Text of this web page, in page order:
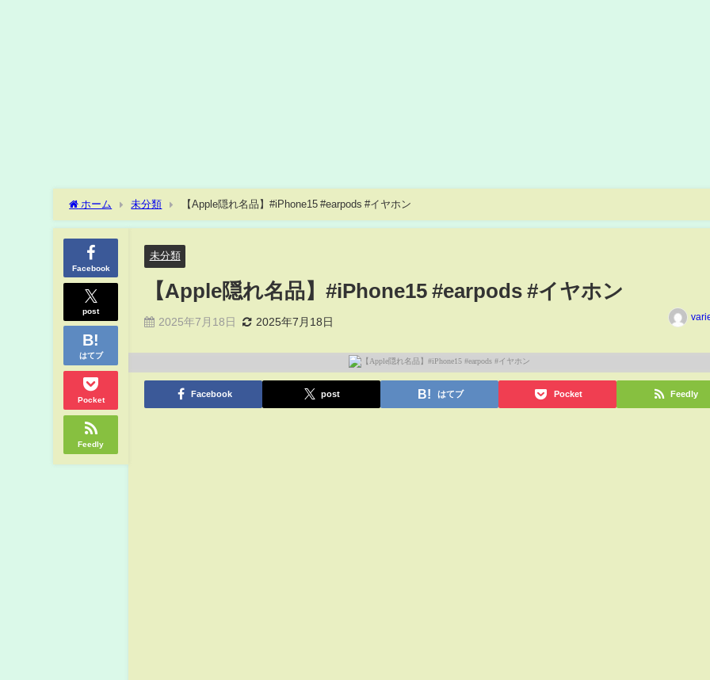
ホーム 未分類 【Apple隠れ名品】#iPhone15 #earpods #イヤホン
Facebook
post
はてブ
Pocket
Feedly
未分類
【Apple隠れ名品】#iPhone15 #earpods #イヤホン
2025年7月18日 2025年7月18日
Facebook post はてブ Pocket Feedly